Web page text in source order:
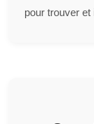
pour trouver